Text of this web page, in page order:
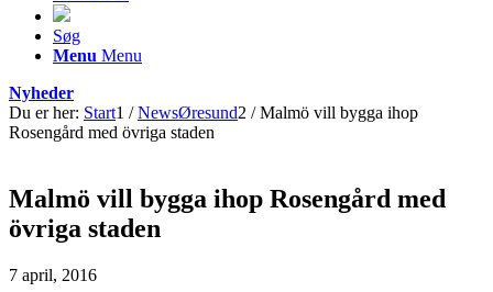
Søg
Menu Menu
Nyheder
Du er her: Start1 / NewsØresund2 / Malmö vill bygga ihop
Rosengård med övriga staden
Malmö vill bygga ihop Rosengård med
övriga staden
7 april, 2016